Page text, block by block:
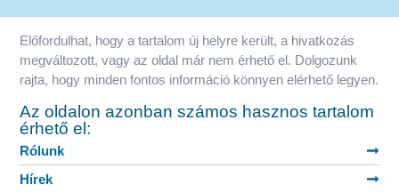
Előfordulhat, hogy a tartalom új helyre került, a hivatkozás
megváltozott, vagy az oldal már nem érhető el. Dolgozunk
rajta, hogy minden fontos információ könnyen elérhető legyen.
Az oldalon azonban számos hasznos tartalom
érhető el:
Rólunk
Hírek